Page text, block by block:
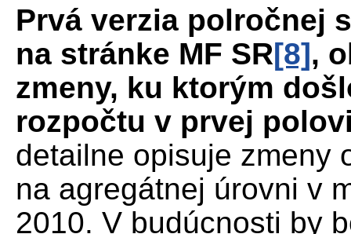
Prvá verzia polročnej
na stránke MF SR[8],
zmeny, ku ktorým
rozpočtu v prvej
detailne opisuje zmeny
na agregátnej úrovni v
2010. V budúcnosti by